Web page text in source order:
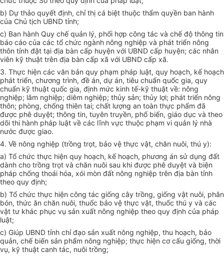
b) Dự thảo quyết định, chỉ thị cá biệt thuộc thẩm quyền ban hành
của Chủ tịch UBND tỉnh;
c) Ban hành Quy chế quản lý, phối hợp công tác và chế độ thông tin
báo cáo của các tổ chức ngành nông nghiệp và phát triển nông
thôn tỉnh đặt tại địa bàn cấp huyện với UBND cấp huyện; các nhân
viên kỹ thuật trên địa bàn cấp xã với UBND cấp xã.
3. Thực hiện các văn bản quy phạm pháp luật, quy hoạch, kế hoạch
phát triển, chương trình, đề án, dự án, tiêu chuẩn quốc gia, quy
chuẩn kỹ thuật quốc gia, định mức kinh tế-kỹ thuật về: nông
nghiệp; lâm nghiệp; diêm nghiệp; thủy sản; thủy lợi; phát triển nông
thôn; phòng, chống thiên tai; chất lượng an toàn thực phẩm đã
được phê duyệt; thông tin, tuyên truyền, phổ biến, giáo dục và theo
dõi thi hành pháp luật về các lĩnh vực thuộc phạm vi quản lý nhà
nước được giao.
4. Về nông nghiệp (trồng trọt, bảo vệ thực vật, chăn nuôi, thú y):
a) Tổ chức thực hiện quy hoạch, kế hoạch, phương án sử dụng đất
dành cho trồng trọt và chăn nuôi sau khi được phê duyệt và biện
pháp chống thoái hóa, xói mòn đất nông nghiệp trên địa bàn tỉnh
theo quy định;
b) Tổ chức thực hiện công tác giống cây trồng, giống vật nuôi, phân
bón, thức ăn chăn nuôi, thuốc bảo vệ thực vật, thuốc thú y và các
vật tư khác phục vụ sản xuất nông nghiệp theo quy định của pháp
luật;
c) Giúp UBND tỉnh chỉ đạo sản xuất nông nghiệp, thu hoạch, bảo
quản, chế biến sản phẩm nông nghiệp; thực hiện cơ cấu giống, thời
vụ, kỹ thuật canh tác, nuôi trồng;